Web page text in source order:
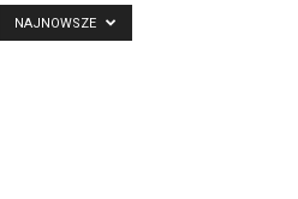
NAJNOWSZE